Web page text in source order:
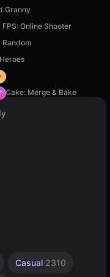
Granny
FPS: Online Shooter
Random
Cake: Merge & Bake
Casual 2310